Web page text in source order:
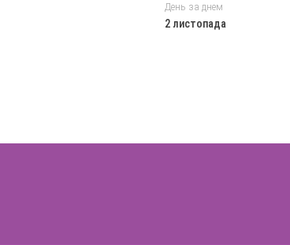
День за днем
2 листопада